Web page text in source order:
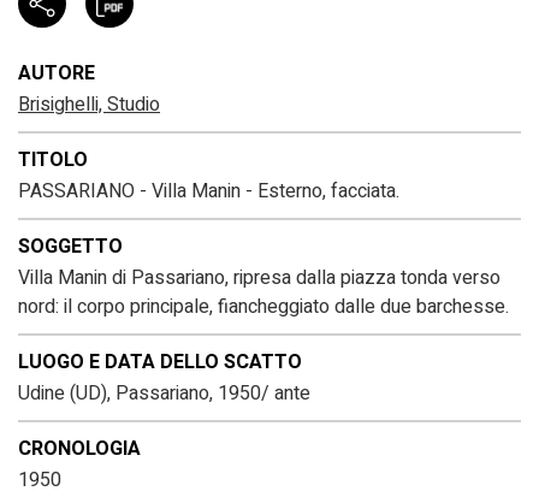
AUTORE
Brisighelli, Studio
TITOLO
PASSARIANO - Villa Manin - Esterno, facciata.
SOGGETTO
Villa Manin di Passariano, ripresa dalla piazza tonda verso
nord: il corpo principale, fiancheggiato dalle due barchesse.
LUOGO E DATA DELLO SCATTO
Udine (UD), Passariano, 1950/ ante
CRONOLOGIA
1950